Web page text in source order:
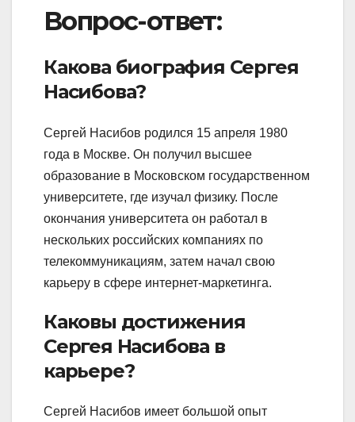
Вопрос-ответ:
Какова биография Сергея
Насибова?
Сергей Насибов родился 15 апреля 1980
года в Москве. Он получил высшее
образование в Московском государственном
университете, где изучал физику. После
окончания университета он работал в
нескольких российских компаниях по
телекоммуникациям, затем начал свою
карьеру в сфере интернет-маркетинга.
Каковы достижения
Сергея Насибова в
карьере?
Сергей Насибов имеет большой опыт